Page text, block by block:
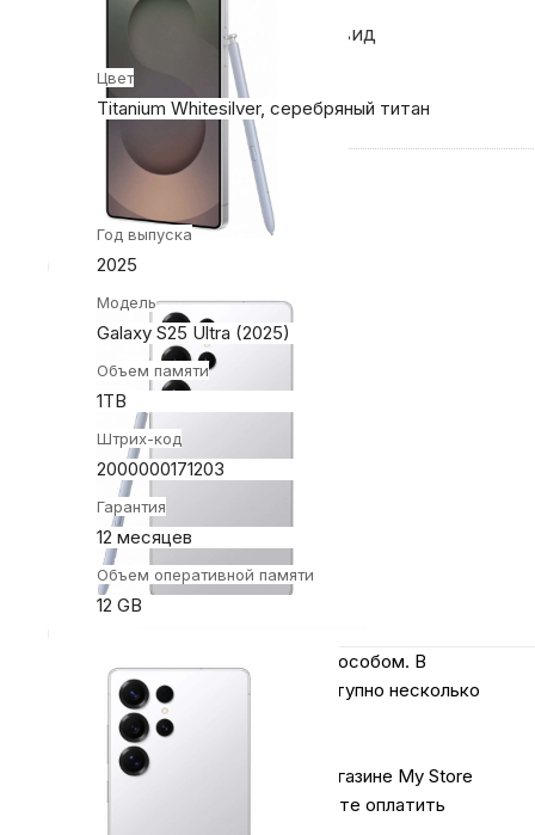
Конструкция и внешний вид
Цвет
Titanium Whitesilver, серебряный титан
Общие характеристики
Год выпуска
2025
Модель
Galaxy S25 Ultra (2025)
Объем памяти
1TB
Штрих-код
2000000171203
Гарантия
12 месяцев
Объем оперативной памяти
12 GB
Оплачивайте покупки удобным способом. В
интернет-магазине My Store доступно несколько
вариантов оплаты:
Наличными
При покупке в магазине My Store
или доставке курьером, вы можете оплатить